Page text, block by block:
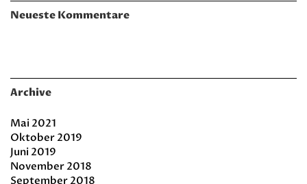
Neueste Kommentare
Archive
Mai 2021
Oktober 2019
Juni 2019
November 2018
September 2018